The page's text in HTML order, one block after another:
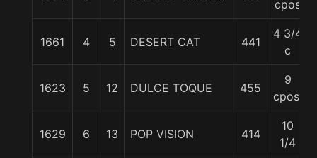
cpos
1661 4 5 DESERT CAT 441
4 3/4
c
1623 5 12 DULCE TOQUE 455
9
cpos.
1629 6 13 POP VISION 414
10
1/4